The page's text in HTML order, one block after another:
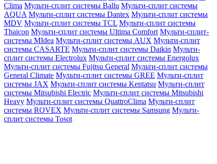
Clima Мульти-сплит системы Ballu Мульти-сплит системы
AQUA Мульти-сплит системы Dantex Мульти-сплит системы
MDV Мульти-сплит системы TCL Мульти-сплит системы
Thaicon Мульти-сплит системы Ultima Comfort Мульти-сплит-
системы MIdea Мульти-сплит системы AUX Мульти-сплит
системы CASARTE Мульти-сплит системы Daikin Мульти-
сплит системы Electrolux Мульти-сплит системы Energolux
Мульти-сплит системы Fujitsu General Мульти-сплит системы
General Climate Мульти-сплит системы GREE Мульти-сплит
системы JAX Мульти-сплит системы Kentatsu Мульти-сплит
системы Mitsubishi Electric Мульти-сплит системы Mitsubishi
Heavy Мульти-сплит системы QuattroClima Мульти-сплит
системы ROVEX Мульти-сплит системы Samsung Мульти-
сплит системы Tosot